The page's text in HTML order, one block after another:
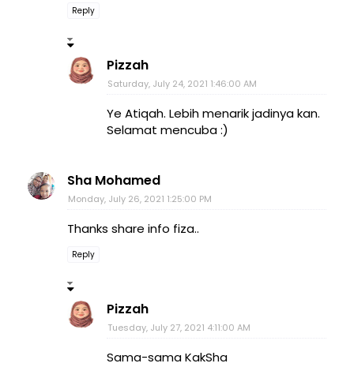
Reply
Pizzah
Saturday, July 24, 2021 1:46:00 AM
Ye Atiqah. Lebih menarik jadinya kan.
Selamat mencuba :)
Sha Mohamed
Monday, July 26, 2021 1:25:00 PM
Thanks share info fiza..
Reply
Pizzah
Tuesday, July 27, 2021 4:11:00 AM
Sama-sama KakSha